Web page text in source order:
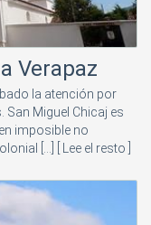
Verapaz
la atención por
Miguel Chicaj es
imposible no
[...]
[ Lee el resto ]